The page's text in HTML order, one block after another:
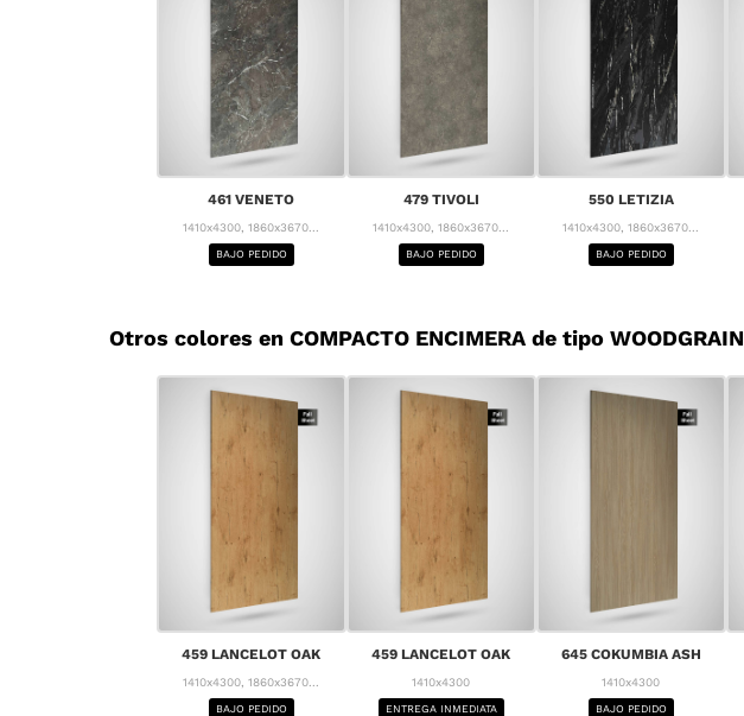
461 VENETO
1410x4300, 1860x3670...
BAJO PEDIDO
479 TIVOLI
1410x4300, 1860x3670...
BAJO PEDIDO
550 LETIZIA
1410x4300, 1860x3670...
BAJO PEDIDO
Otros colores en COMPACTO ENCIMERA de tipo WOODGRAIN
459 LANCELOT OAK
1410x4300, 1860x3670...
BAJO PEDIDO
459 LANCELOT OAK
1410x4300
ENTREGA INMEDIATA
645 COKUMBIA ASH
1410x4300
BAJO PEDIDO